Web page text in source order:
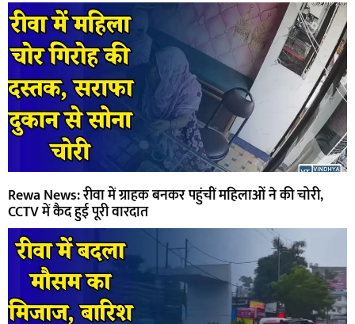
Rewa News: रीवा में ग्राहक बनकर पहुंचीं महिलाओं ने की चोरी,
CCTV में कैद हुई पूरी वारदात